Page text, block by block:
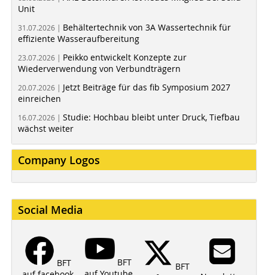
Unit
31.07.2026 | Behältertechnik von 3A Wassertechnik für
effiziente Wasseraufbereitung
23.07.2026 | Peikko entwickelt Konzepte zur
Wiederverwendung von Verbundträgern
20.07.2026 | Jetzt Beiträge für das fib Symposium 2027
einreichen
16.07.2026 | Studie: Hochbau bleibt unter Druck, Tiefbau
wächst weiter
Company Logos
Social Media
BFT
BFT
BFT